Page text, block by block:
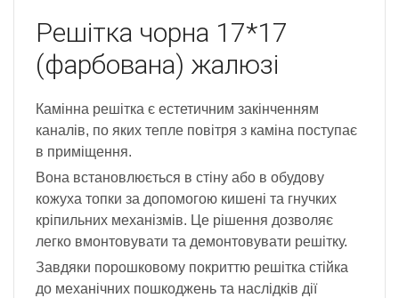
Решітка чорна 17*17
(фарбована) жалюзі
Камінна решітка є естетичним закінченням
каналів, по яких тепле повітря з каміна поступає
в приміщення.
Вона встановлюється в стіну або в обудову
кожуха топки за допомогою кишені та гнучких
кріпильних механізмів. Це рішення дозволяє
легко вмонтовувати та демонтовувати решітку.
Завдяки порошковому покриттю решітка стійка
до механічних пошкоджень та наслідків дії